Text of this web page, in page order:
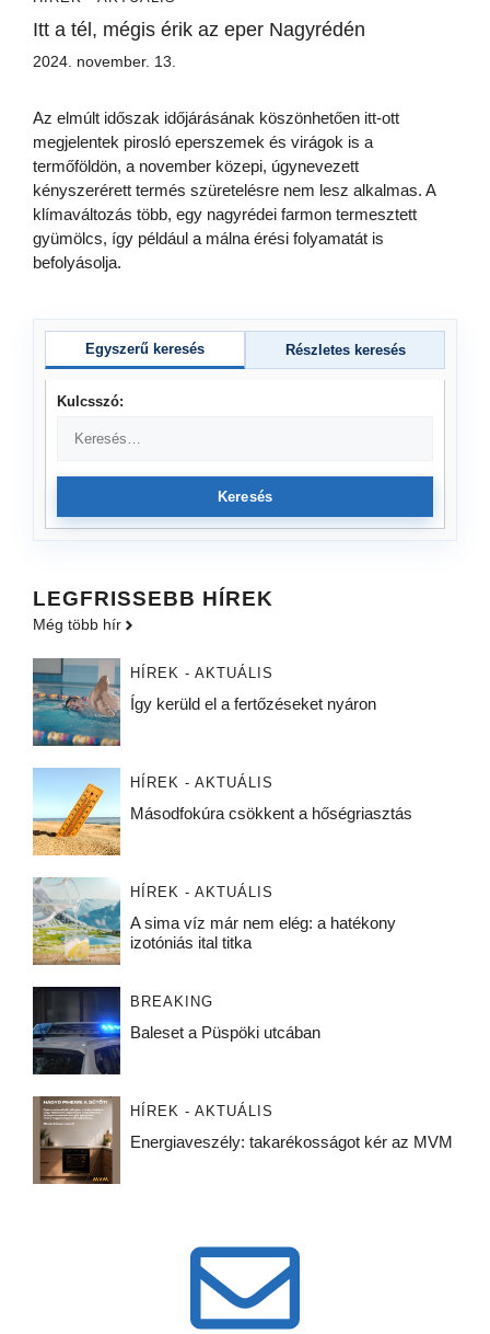
Itt a tél, mégis érik az eper Nagyrédén
2024. november. 13.
Az elmúlt időszak időjárásának köszönhetően itt-ott
megjelentek pirosló eperszemek és virágok is a
termőföldön, a november közepi, úgynevezett
kényszerérett termés szüretelésre nem lesz alkalmas. A
klímaváltozás több, egy nagyrédei farmon termesztett
gyümölcs, így például a málna érési folyamatát is
befolyásolja.
Egyszerű keresés Részletes keresés
Kulcsszó:
Keresés
LEGFRISSEBB HÍREK
Még több hír
HÍREK - AKTUÁLIS
Így kerüld el a fertőzéseket nyáron
HÍREK - AKTUÁLIS
Másodfokúra csökkent a hőségriasztás
HÍREK - AKTUÁLIS
A sima víz már nem elég: a hatékony
izotóniás ital titka
BREAKING
Baleset a Püspöki utcában
HÍREK - AKTUÁLIS
Energiaveszély: takarékosságot kér az MVM